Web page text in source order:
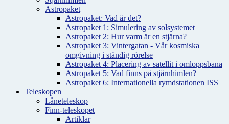
Astropaket
Astropaket: Vad är det?
Astropaket 1: Simulering av solsystemet
Astropaket 2: Hur varm är en stjärna?
Astropaket 3: Vintergatan - Vår kosmiska
omgivning i ständig rörelse
Astropaket 4: Placering av satellit i omloppsbana
Astropaket 5: Vad finns på stjärnhimlen?
Astropaket 6: Internationella rymdstationen ISS
Teleskopen
Låneteleskop
Finn-teleskopet
Artiklar